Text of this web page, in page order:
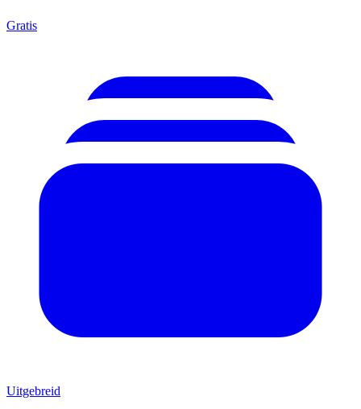
Gratis
Uitgebreid